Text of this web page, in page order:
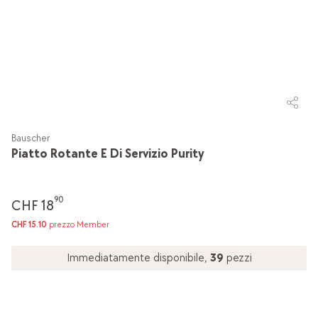
Piatto Rotante E Di Servizio Purity
Bauscher
CHF 1890
CHF 15.10 prezzo Member
Immediatamente disponibile, 39 pezzi